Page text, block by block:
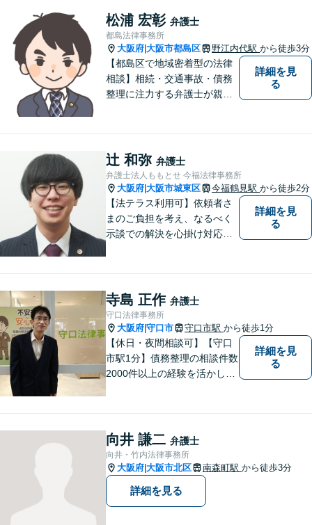
分】【当日・夜間・休日相談
可】刑事事件/相続問題/離婚問
題など経験と知識をもとに、
依頼者様の不安を解消し、問
題解決へ導きます
松浦 宏彰 弁護士
都島法律事務所
大阪府 大阪市都島区 野江内代駅 から徒歩3分
【都島区で地域密着型の法律
相談】相続・交通事故・債務
整理に注力する弁護士が親身
様、まずはお気軽にご連絡く
ださい。初回面談予約受付中
詳細を見
る
辻 和弥 弁護士
弁護士法人ももとせ 今福法律事務所
大阪府 大阪市城東区 今福鶴見駅 から徒歩2分
【法テラス利用可】依頼者さ
まのご負担を考え、なるべく
示談での解決を心掛け対応い
で頼れる弁護士を目指しま
す。【休日相談可】【今福鶴
見駅2分】
詳細を見
る
寺島 正作 弁護士
守口法律事務所
大阪府 守口市 守口市駅 から徒歩1分
【休日・夜間相談可】【守口
市駅1分】債務整理の相談件数
2000件以上の経験を活かし、
頼者様が不安を抱かないよう
に、わかりやすく的確なアド
バイスを心がけております。
詳細を見
る
向井 謙二 弁護士
向井・竹内法律事務所
大阪府 大阪市北区 南森町駅 から徒歩3分
詳細を見る